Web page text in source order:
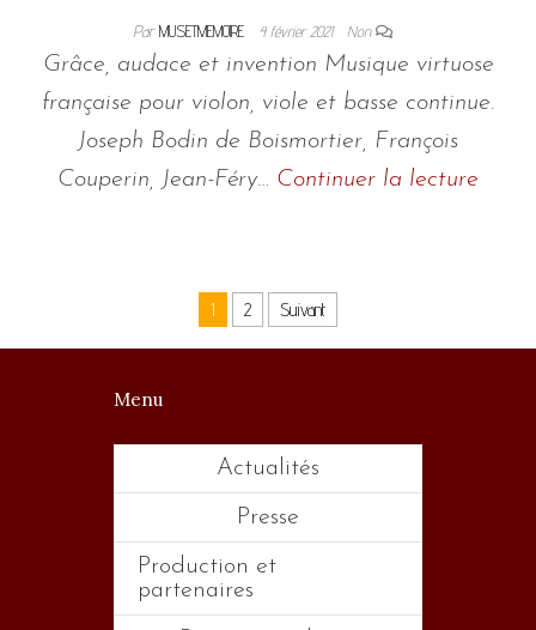
ParMUSETMEMOIRE 4 février 2021 Non
Grâce, audace et invention Musique virtuose
française pour violon, viole et basse continue.
Joseph Bodin de Boismortier, François
Couperin, Jean-Féry… Continuer la lecture
1 2 Suivant
Menu
Actualités
Presse
Production et
partenaires